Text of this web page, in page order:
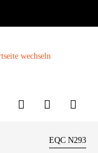
EQC N293